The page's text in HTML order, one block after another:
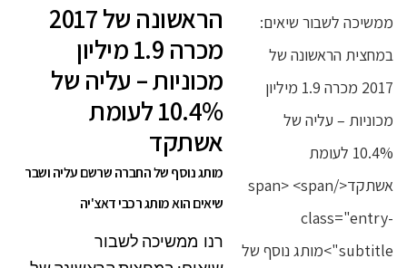
הראשונה של 2017
מכרה 1.9 מיליון
מכוניות – עליה של
10.4% לעומת
אשתקד
מותג נוסף של החברה שרשם עליה ושבר
שיאים הוא מותג רכבי דאצ'יה
רנו ממשיכה לשבור